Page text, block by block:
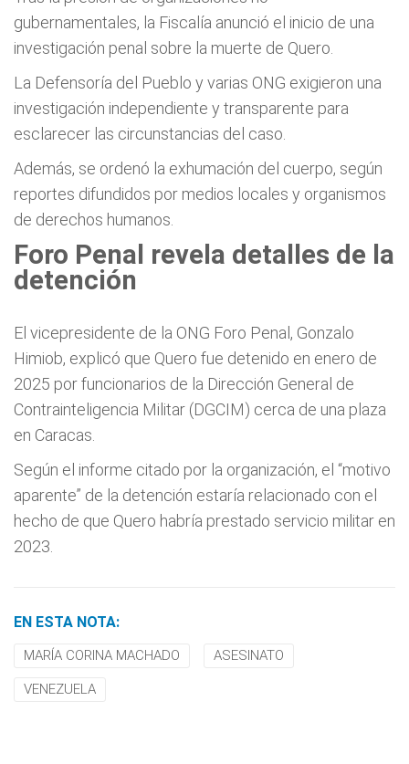
gubernamentales, la Fiscalía anunció el inicio de una
investigación penal sobre la muerte de Quero.
La Defensoría del Pueblo y varias ONG exigieron una
investigación independiente y transparente para
esclarecer las circunstancias del caso.
Además, se ordenó la exhumación del cuerpo, según
reportes difundidos por medios locales y organismos
de derechos humanos.
Foro Penal revela detalles de la
detención
El vicepresidente de la ONG Foro Penal, Gonzalo
Himiob, explicó que Quero fue detenido en enero de
2025 por funcionarios de la Dirección General de
Contrainteligencia Militar (DGCIM) cerca de una plaza
en Caracas.
Según el informe citado por la organización, el “motivo
aparente” de la detención estaría relacionado con el
hecho de que Quero habría prestado servicio militar en
2023.
EN ESTA NOTA:
MARÍA CORINA MACHADO ASESINATO
VENEZUELA